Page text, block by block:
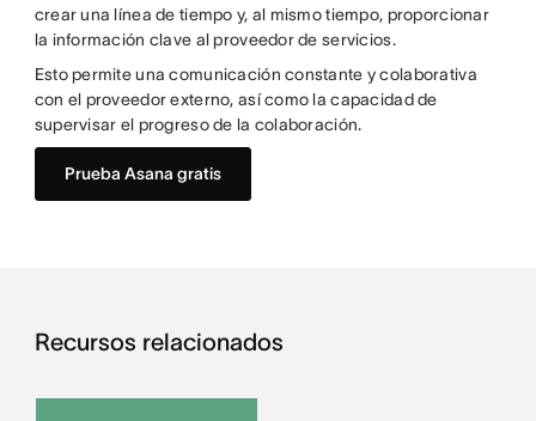
crear una línea de tiempo y, al mismo tiempo, proporcionar
la información clave al proveedor de servicios.
Esto permite una comunicación constante y colaborativa
con el proveedor externo, así como la capacidad de
supervisar el progreso de la colaboración.
Prueba Asana gratis
Recursos relacionados